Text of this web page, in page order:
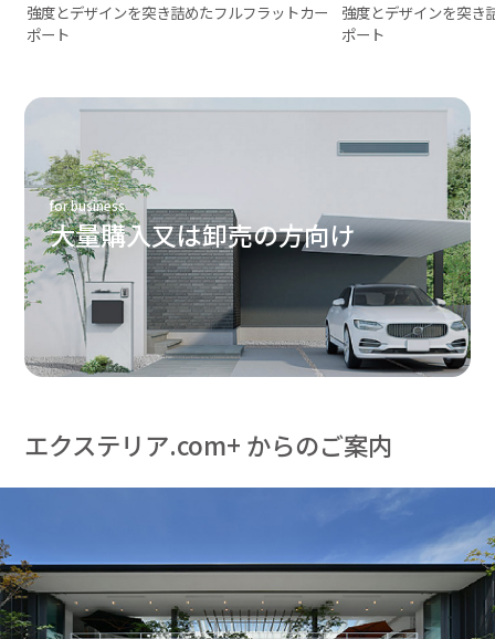
強度とデザインを突き詰めたフルフラットカー
ポート
強度とデザインを突き
ポート
for business
大量購入又は卸売の方向け
エクステリア.com+ からのご案内